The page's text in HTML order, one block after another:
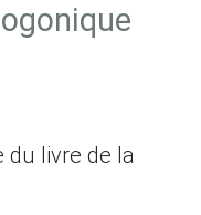
du livre de la